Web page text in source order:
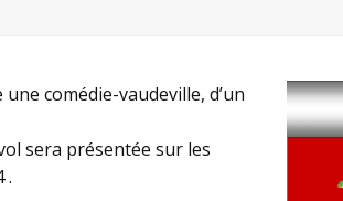
comédie-vaudeville, d’un
sera présentée sur les
.